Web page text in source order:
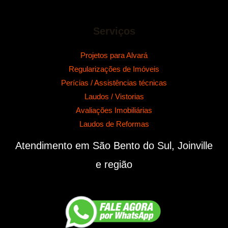
Serviços
Projetos para Alvará
Regularizações de Imóveis
Perícias / Assistências técnicas
Laudos / Vistorias
Avaliações Imobiliárias
Laudos de Reformas
Atendimento em São Bento do Sul, Joinville
e região